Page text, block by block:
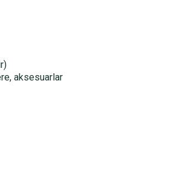
aksesuarlar